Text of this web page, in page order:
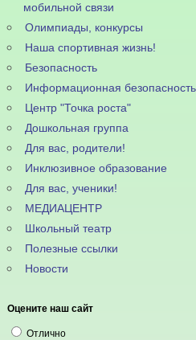
мобильной связи
Олимпиады, конкурсы
Наша спортивная жизнь!
Безопасность
Информационная безопасность
Центр "Точка роста"
Дошкольная группа
Для вас, родители!
Инклюзивное образование
Для вас, ученики!
МЕДИАЦЕНТР
Школьный театр
Полезные ссылки
Новости
Оцените наш сайт
Отлично